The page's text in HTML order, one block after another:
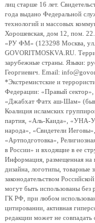
лиц старше 16 лет.
года выдано Федеральной
технологий и массовых
Хорошевская, дом 12, пом.
«РУ ФМ» (123298 Москва, ул.
GOVORITMOSKVA.RU.
зарубежные страны. Языки:
Георгиевич. Email:
*Экстремистские и
Федерации: «Правый
«Джабхат Фатх аш-Шам»
Коалиция исламских
партия, «Аль-Каида», «УНА-
народа», «Свидетели
«Артподготовка»,
в России» и входящие в ее
Информация, размещенная на
дизайна, логотипы, товарные
законодательством
могут быть использованы без
ГК РФ, при любом
цитировании, активная
редакции может не совпадать